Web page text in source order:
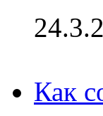
Как